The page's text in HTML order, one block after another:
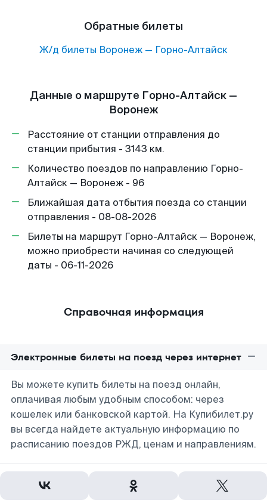
Обратные билеты
Ж/д билеты Воронеж — Горно-Алтайск
Данные о маршруте Горно-Алтайск —
Воронеж
Расстояние от станции отправления до
станции прибытия - 3143 км.
Количество поездов по направлению Горно-
Алтайск — Воронеж - 96
Ближайшая дата отбытия поезда со станции
отправления - 08-08-2026
Билеты на маршрут Горно-Алтайск — Воронеж,
можно приобрести начиная со следующей
даты - 06-11-2026
Справочная информация
Электронные билеты на поезд через интернет
Вы можете купить билеты на поезд онлайн,
оплачивая любым удобным способом: через
кошелек или банковской картой. На Купибилет.ру
вы всегда найдете актуальную информацию по
расписанию поездов РЖД, ценам и направлениям.